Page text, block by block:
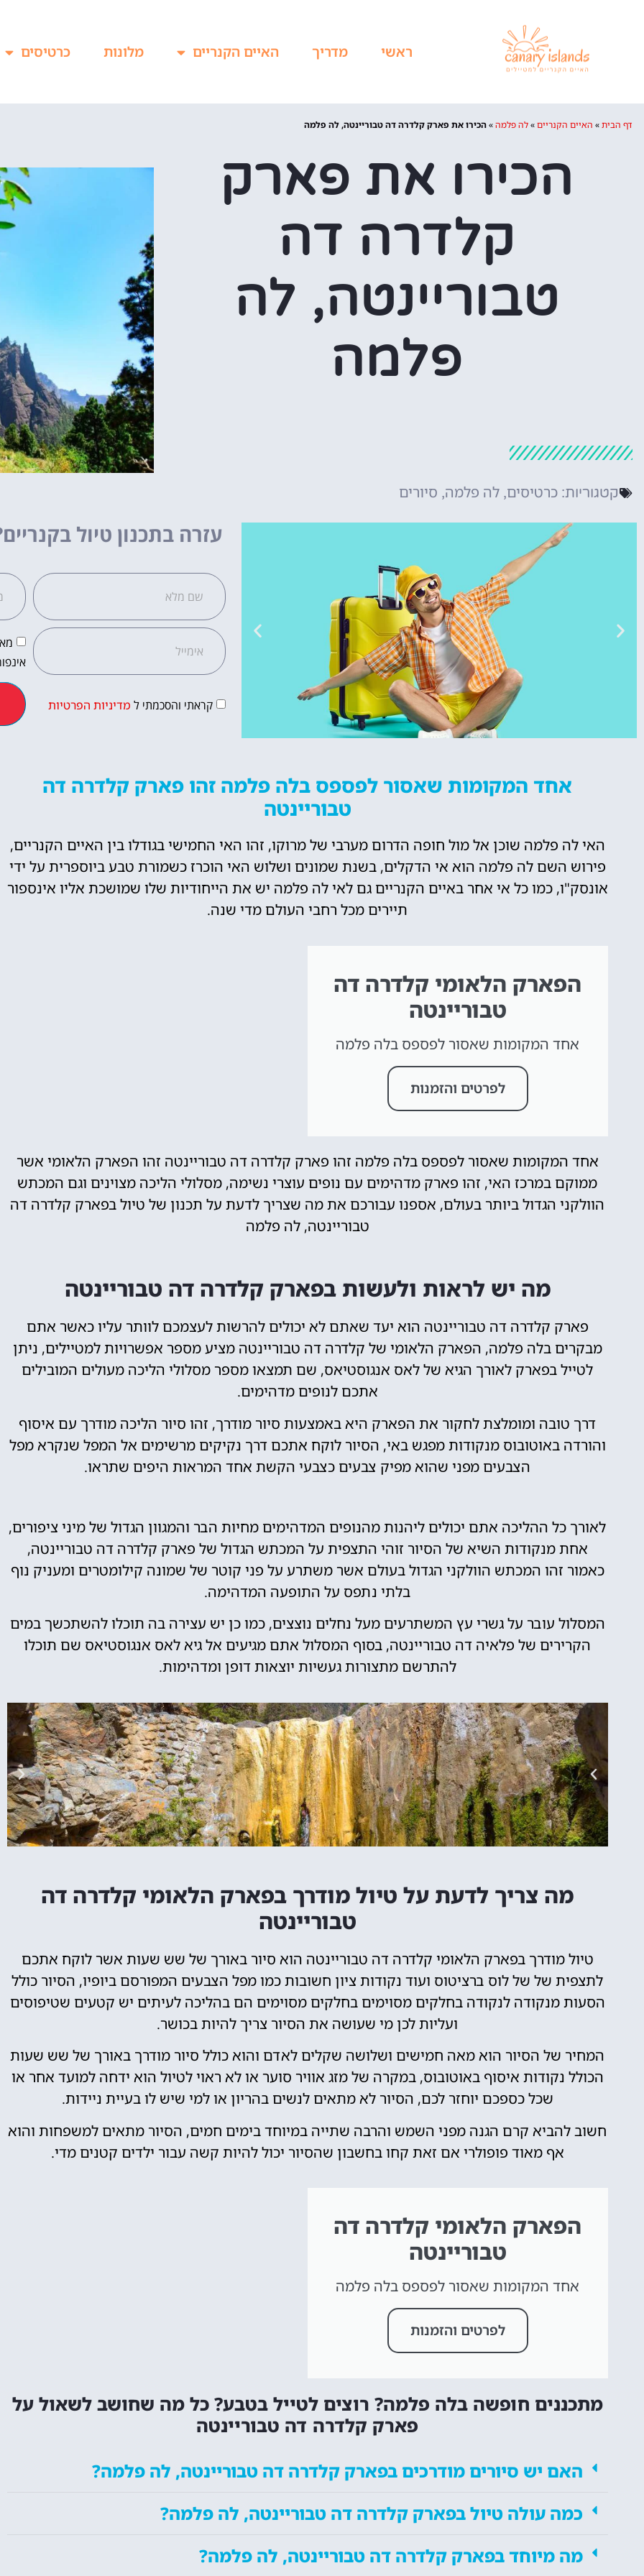
ראשי מדריך האיים הקנריים מלונות כרטיסים
דף הבית» האיים הקנריים»לה פלמה»הכירו את פארק קלדרה דה טבוריינטה, לה פלמה
הכירו את פארק
קלדרה דה
טבוריינטה, לה
פלמה
קטגוריות: כרטיסים, לה פלמה, סיורים
טיסות
לחצו
פה!
מלונות
לחצו
פה!
עזרה בתכנון טיול
קראתי והסכמתי ל מדיניות הפרטיות
אחד המקומות שאסור לפספס בלה פלמה זהו פארק קלדרה דה
טבוריינטה
האי לה פלמה שוכן אל מול חופה הדרום מערבי של מרוקו, זהו האי החמישי בגודלו בין האיים הקנריים,
פירוש השם לה פלמה הוא אי הדקלים, בשנת שמונים ושלוש האי הוכרז כשמורת טבע ביוספרית על ידי
אונסק"ו, כמו כל אי אחר באיים הקנריים גם לאי לה פלמה יש את הייחודיות שלו שמושכת אליו אינספור
תיירים מכל רחבי העולם מדי שנה.
הפארק הלאומי קלדרה דה
טבוריינטה
אחד המקומות שאסור לפספס בלה פלמה
לפרטים והזמנות
אחד המקומות שאסור לפספס בלה פלמה זהו פארק קלדרה דה טבוריינטה זהו הפארק הלאומי אשר
ממוקם במרכז האי, זהו פארק מדהימים עם נופים עוצרי נשימה, מסלולי הליכה מצוינים וגם המכתש
הוולקני הגדול ביותר בעולם, אספנו עבורכם את מה שצריך לדעת על תכנון של טיול בפארק קלדרה דה
טבוריינטה, לה פלמה
מה יש לראות ולעשות בפארק קלדרה דה טבוריינטה
פארק קלדרה דה טבוריינטה הוא יעד שאתם לא יכולים להרשות לעצמכם לוותר עליו כאשר אתם
מבקרים בלה פלמה, הפארק הלאומי של קלדרה דה טבוריינטה מציע מספר אפשרויות למטיילים, ניתן
לטייל בפארק לאורך הגיא של לאס אנגוסטיאס, שם תמצאו מספר מסלולי הליכה מעולים המובילים
אתכם לנופים מדהימים.
דרך טובה ומומלצת לחקור את הפארק היא באמצעות סיור מודרך, זהו סיור הליכה מודרך עם איסוף
והורדה באוטובוס מנקודות מפגש באי, הסיור לוקח אתכם דרך נקיקים מרשימים אל המפל שנקרא מפל
הצבעים מפני שהוא מפיק צבעים כצבעי הקשת אחד המראות היפים שתראו.
לאורך כל ההליכה אתם יכולים ליהנות מהנופים המדהימים מחיות הבר והמגוון הגדול של מיני ציפורים,
אחת מנקודות השיא של הסיור זוהי התצפית על המכתש הגדול של פארק קלדרה דה טבוריינטה,
כאמור זהו המכתש הוולקני הגדול בעולם אשר משתרע על פני קוטר של שמונה קילומטרים ומעניק נוף
בלתי נתפס על התופעה המדהימה.
המסלול עובר על גשרי עץ המשתרעים מעל נחלים נוצצים, כמו כן יש עצירה בה תוכלו להשתכשך במים
הקרירים של פלאיה דה טבוריינטה, בסוף המסלול אתם מגיעים אל גיא לאס אנגוסטיאס שם תוכלו
להתרשם מתצורות געשיות יוצאות דופן ומדהימות.
מה צריך לדעת על טיול מודרך בפארק הלאומי קלדרה דה
טבוריינטה
טיול מודרך בפארק הלאומי קלדרה דה טבוריינטה הוא סיור באורך של שש שעות אשר לוקח אתכם
לתצפית של של לוס ברציטוס ועוד נקודות ציון חשובות כמו מפל הצבעים המפורסם ביופיו, הסיור כולל
הסעות מנקודה לנקודה בחלקים מסוימים בחלקים מסוימים הם בהליכה לעיתים יש קטעים שטיפוסים
ועליות לכן מי שעושה את הסיור צריך להיות בכושר.
המחיר של הסיור הוא מאה חמישים ושלושה שקלים לאדם והוא כולל סיור מודרך באורך של שש שעות
הכולל נקודות איסוף באוטובוס, במקרה של מזג אוויר סוער או לא ראוי לטיול הוא ידחה למועד אחר או
שכל כספכם יוחזר לכם, הסיור לא מתאים לנשים בהריון או למי שיש לו בעיית ניידות.
חשוב להביא קרם הגנה מפני השמש והרבה שתייה במיוחד בימים חמים, הסיור מתאים למשפחות והוא
אף מאוד פופולרי אם זאת קחו בחשבון שהסיור יכול להיות קשה עבור ילדים קטנים מדי.
הפארק הלאומי קלדרה דה
טבוריינטה
אחד המקומות שאסור לפספס בלה פלמה
לפרטים והזמנות
מתכננים חופשה בלה פלמה? רוצים לטייל בטבע? כל מה שחושב לשאול על
פארק קלדרה דה טבוריינטה
האם יש סיורים מודרכים בפארק קלדרה דה טבוריינטה, לה פלמה?
כמה עולה טיול בפארק קלדרה דה טבוריינטה, לה פלמה?
מה מיוחד בפארק קלדרה דה טבוריינטה, לה פלמה?